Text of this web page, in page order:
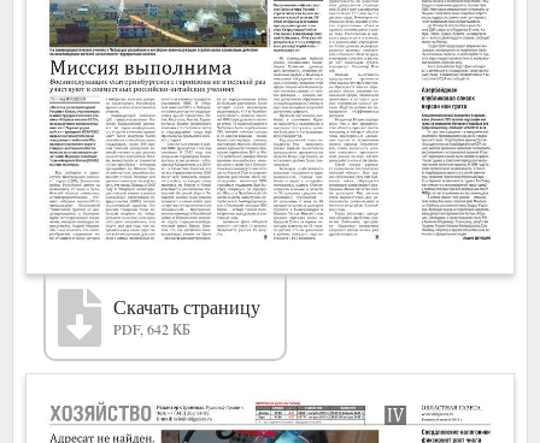
Скачать страницу
PDF, 642 КБ